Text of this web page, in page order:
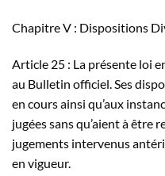
Chapitre V : Dispositions
Article 25 : La présente loi
au Bulletin officiel. Ses
en cours ainsi qu’aux
jugées sans qu’aient à être
jugements intervenus
en vigueur.